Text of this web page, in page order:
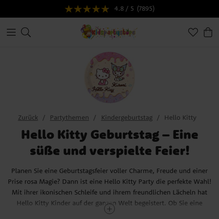
4.8 / 5 (7895)
Zurück Partythemen Kindergeburtstag Hello Kitty
Hello Kitty Geburtstag – Eine
süße und verspielte Feier!
Planen Sie eine Geburtstagsfeier voller Charme, Freude und einer
Prise rosa Magie? Dann ist eine Hello Kitty Party die perfekte Wahl!
Mit ihrer ikonischen Schleife und ihrem freundlichen Lächeln hat
Hello Kitty Kinder auf der ganzen Welt begeistert. Ob Sie eine
klassische süße Feier mit Hello Kitty oder eine trendige Variante